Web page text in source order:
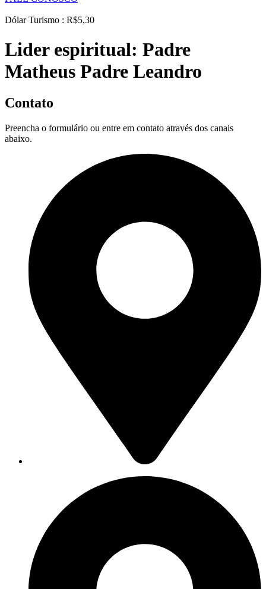
Dólar Turismo : R$5,30
Lider espiritual: Padre
Matheus Padre Leandro
Contato
Preencha o formulário ou entre em contato através dos canais
abaixo.